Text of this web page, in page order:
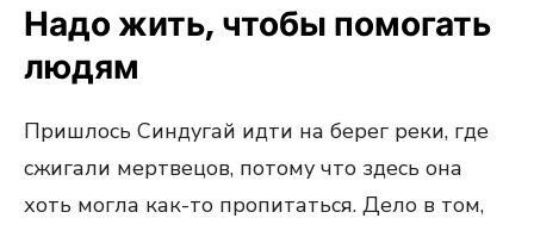
Надо жить, чтобы помогать
людям
Пришлось Синдугай идти на берег реки, где
сжигали мертвецов, потому что здесь она
хоть могла как-то пропитаться. Дело в том,